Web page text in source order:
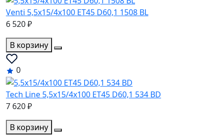
Venti 5,5x15/4x100 ET45 D60,1 1508 BL
6 520 ₽
В корзину
0
Tech Line 5,5x15/4x100 ET45 D60,1 534 BD
7 620 ₽
В корзину